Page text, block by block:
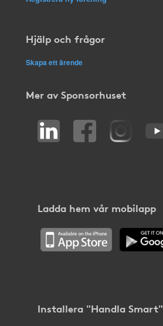
Hjälp och frågor
Skapa ett ärende
Mer av Sponsorhuset
Ladda hem vår mobilapp
Installera "Handla Smart"